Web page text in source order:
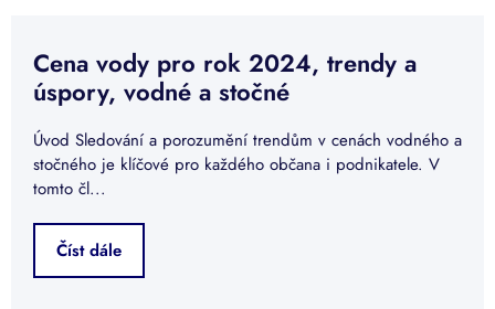
Cena vody pro rok 2024, trendy a
úspory, vodné a stočné
Úvod Sledování a porozumění trendům v cenách vodného a
stočného je klíčové pro každého občana i podnikatele. V
tomto čl...
Číst dále